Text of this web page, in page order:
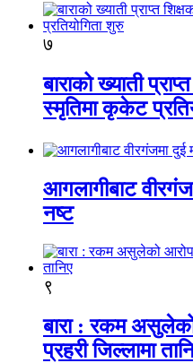
७
बाराको ख्याती
स्मृतिमा कृकेट
आगलागीबाट
नष्ट
९
बारा : रकम
प्रहरी जिल्लामा